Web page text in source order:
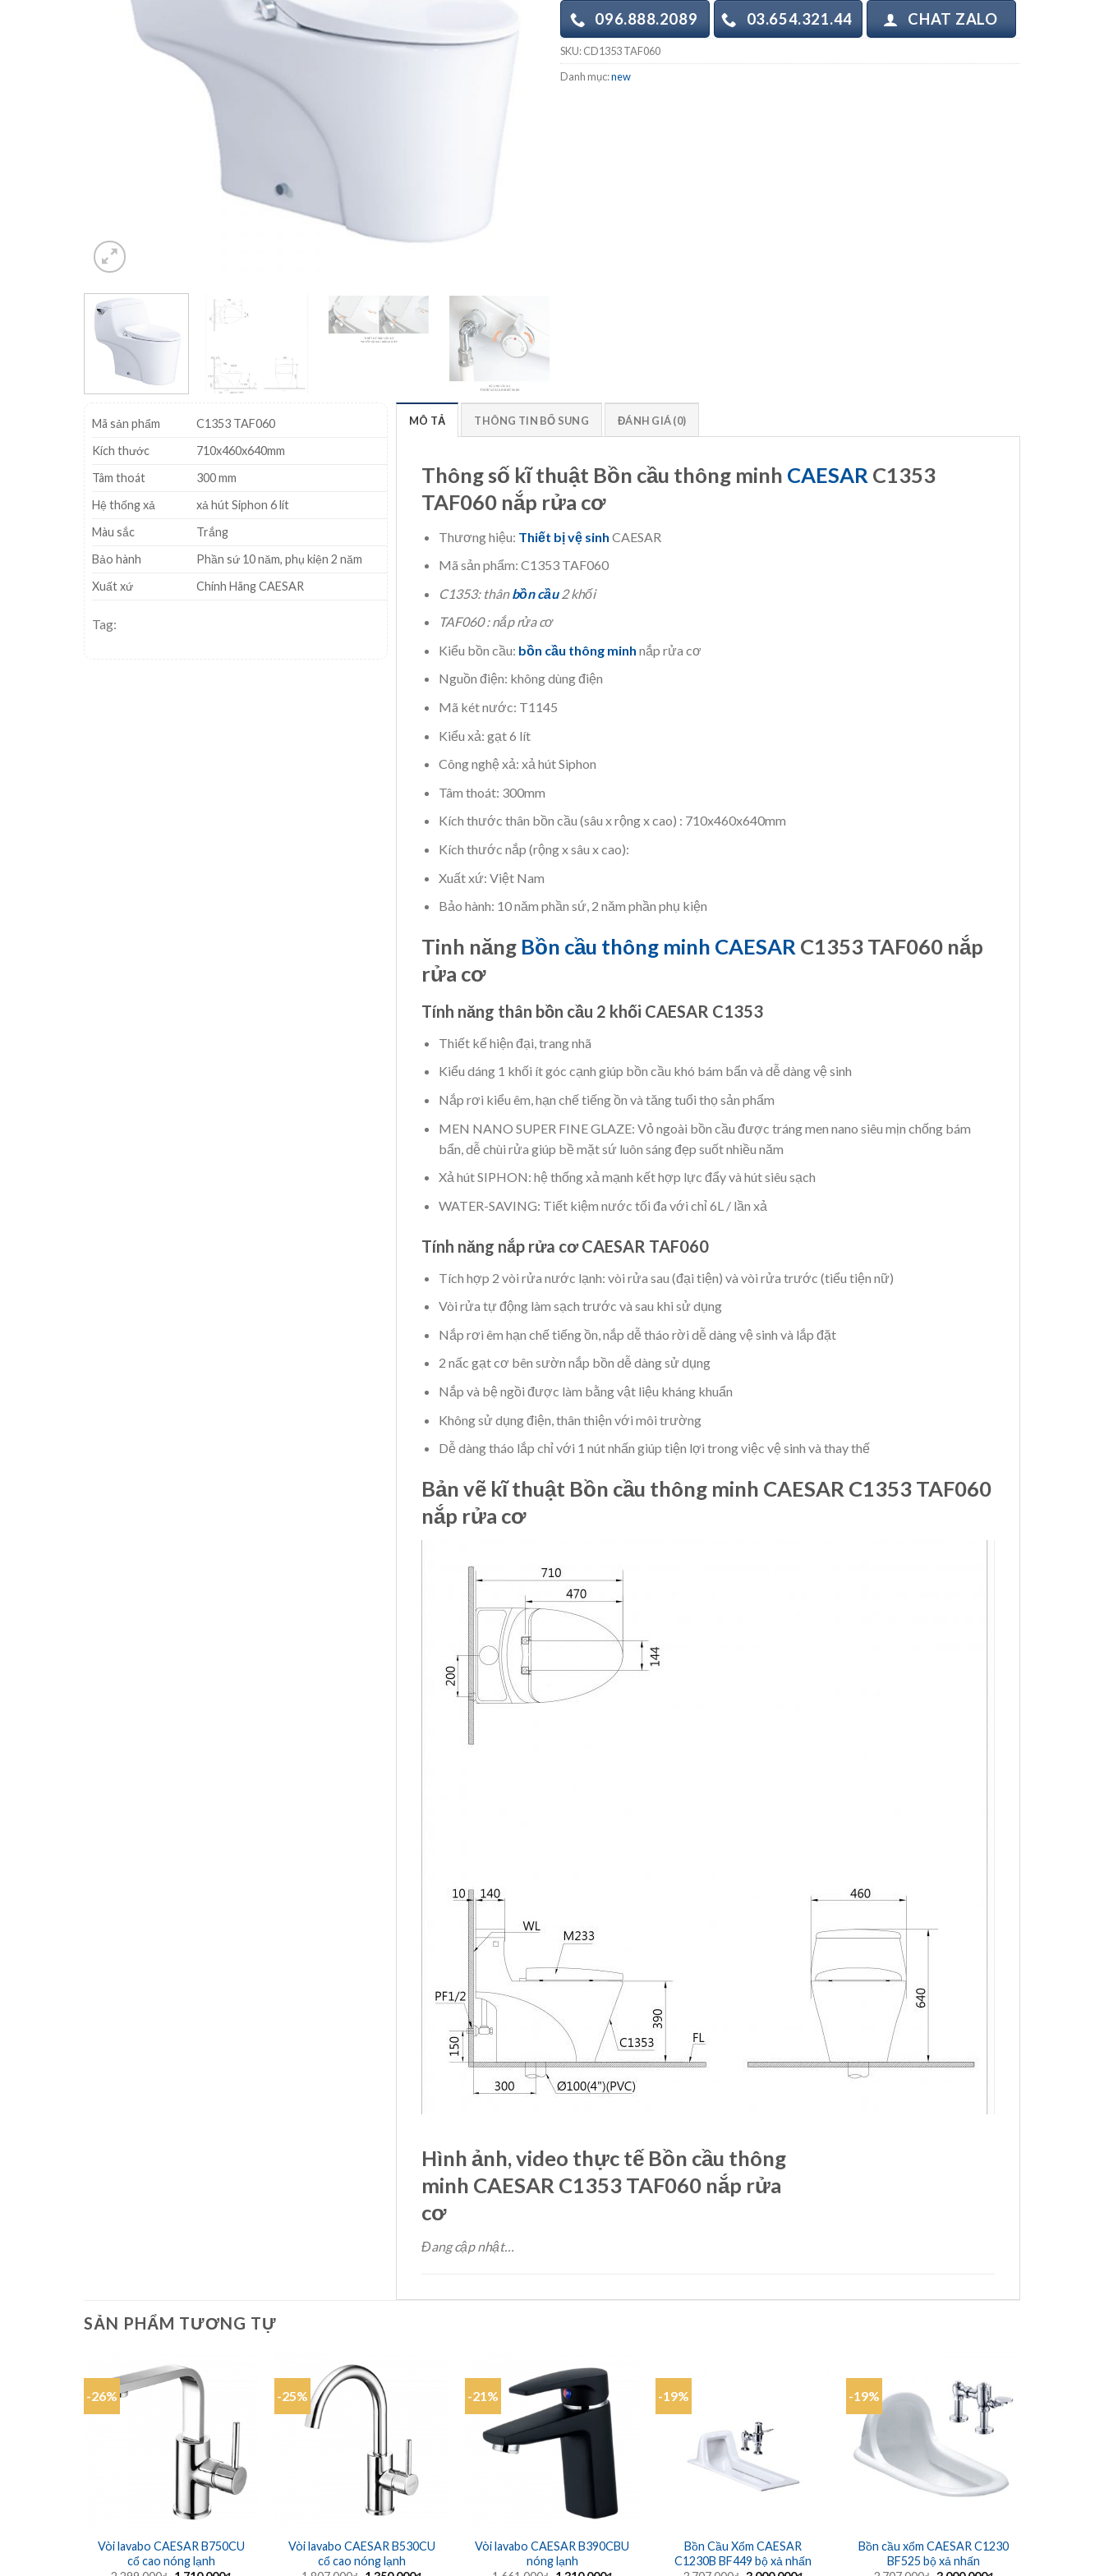
096.888.2089 03.654.321.44 CHAT ZALO
SKU:CD1353 TAF060
Danh mục:new
Mã sản phẩm
C1353 TAF060
Kích thước
710x460x640mm
Tâm thoát
300 mm
Hệ thống xả
xả hút Siphon 6 lít
Màu sắc
Trắng
Bảo hành
Phần sứ 10 năm, phụ kiện 2 năm
Xuất xứ
Chính Hãng CAESAR
Tag:
MÔ TẢ THÔNG TIN BỔ SUNG ĐÁNH GIÁ (0)
Thông số kĩ thuật Bồn cầu thông minh CAESAR C1353
TAF060 nắp rửa cơ
Thương hiệu: Thiết bị vệ sinh CAESAR
Mã sản phẩm: C1353 TAF060
C1353: thânbồn cầu2 khối
TAF060 : nắp rửa cơ
Kiểu bồn cầu: bồn cầu thông minh nắp rửa cơ
Nguồn điện: không dùng điện
Mã két nước: T1145
Kiểu xả: gạt 6 lít
Công nghệ xả: xả hút Siphon
Tâm thoát: 300mm
Kích thước thân bồn cầu (sâu x rộng x cao) : 710x460x640mm
Kích thước nắp (rộng x sâu x cao):
Xuất xứ: Việt Nam
Bảo hành: 10 năm phần sứ, 2 năm phần phụ kiện
Tinh năng Bồn cầu thông minh CAESAR C1353 TAF060 nắp
rửa cơ
Tính năng thân bồn cầu 2 khối CAESAR C1353
Thiết kế hiện đại, trang nhã
Kiểu dáng 1 khối ít góc cạnh giúp bồn cầu khó bám bẩn và dễ dàng vệ sinh
Nắp rơi kiểu êm, hạn chế tiếng ồn và tăng tuổi thọ sản phẩm
MEN NANO SUPER FINE GLAZE: Vỏ ngoài bồn cầu được tráng men nano siêu mịn chống bám
bẩn, dễ chùi rửa giúp bề mặt sứ luôn sáng đẹp suốt nhiều năm
Xả hút SIPHON: hệ thống xả mạnh kết hợp lực đẩy và hút siêu sạch
WATER-SAVING: Tiết kiệm nước tối đa với chỉ 6L / lần xả
Tính năng nắp rửa cơ CAESAR TAF060
Tích hợp 2 vòi rửa nước lạnh: vòi rửa sau (đại tiện) và vòi rửa trước (tiểu tiện nữ)
Vòi rửa tự động làm sạch trước và sau khi sử dụng
Nắp rơi êm hạn chế tiếng ồn, nắp dễ tháo rời dễ dàng vệ sinh và lắp đặt
2 nấc gạt cơ bên sườn nắp bồn dễ dàng sử dụng
Nắp và bệ ngồi được làm bằng vật liệu kháng khuẩn
Không sử dụng điện, thân thiện với môi trường
Dễ dàng tháo lắp chỉ với 1 nút nhấn giúp tiện lợi trong việc vệ sinh và thay thế
Bản vẽ kĩ thuật Bồn cầu thông minh CAESAR C1353 TAF060
nắp rửa cơ
Hình ảnh, video thực tế Bồn cầu thông
minh CAESAR C1353 TAF060 nắp rửa
cơ
Đang cập nhật…
SẢN PHẨM TƯƠNG TỰ
-26%
Vòi lavabo CAESAR B750CU
cổ cao nóng lạnh
-25%
Vòi lavabo CAESAR B530CU
cổ cao nóng lạnh
-21%
Vòi lavabo CAESAR B390CBU
nóng lạnh
-19%
Bồn Cầu Xổm CAESAR
C1230B BF449 bộ xả nhấn
-19%
Bồn cầu xổm CAESAR C1230
BF525 bộ xả nhấn